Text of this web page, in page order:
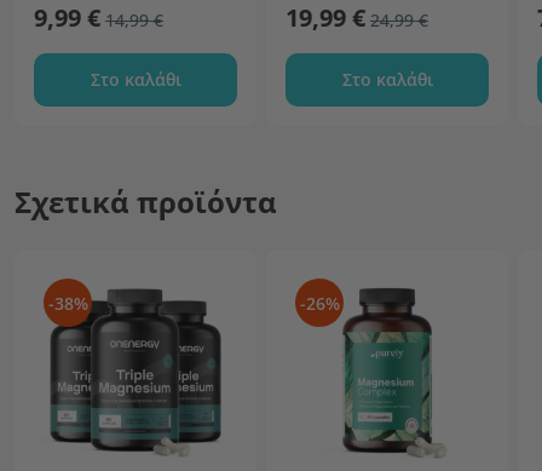
9,99 € 14,99 €
Στο καλάθι
19,99 € 24,99 €
Στο καλάθι
Σχετικά προϊόντα
-38% -26%